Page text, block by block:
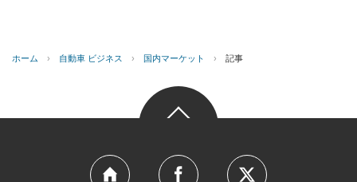
ホーム › 自動車 ビジネス › 国内マーケット › 記事